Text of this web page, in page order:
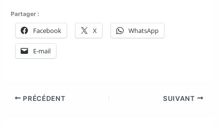
Partager :
Facebook X WhatsApp
E-mail
PRÉCÉDENT SUIVANT